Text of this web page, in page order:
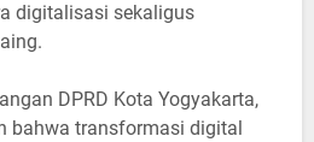
digitalisasi sekaligus
DPRD Kota Yogyakarta,
bahwa transformasi digital